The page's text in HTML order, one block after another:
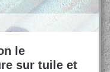
le
sur tuile et